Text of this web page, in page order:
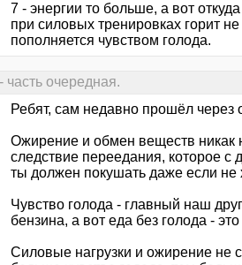
7 - энергии то больше, а вот
при силовых тренировках горит
пополняется чувством голода.
часть очередная.
Ребят, сам недавно прошёл
Ожирение и обмен веществ никак
следствие переедания, которое с
ты должен покушать даже если не
Чувство голода - главный наш
бензина, а вот еда без голода -
Силовые нагрузки и ожирение не